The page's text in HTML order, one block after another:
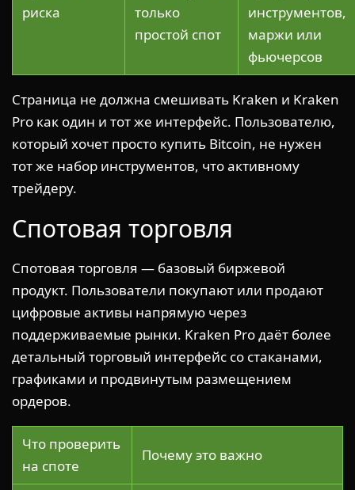
риска
только
простой спот
инструментов,
маржи или
фьючерсов
Страница не должна смешивать Kraken и Kraken
Pro как один и тот же интерфейс. Пользователю,
который хочет просто купить Bitcoin, не нужен
тот же набор инструментов, что активному
трейдеру.
Спотовая торговля
Спотовая торговля — базовый биржевой
продукт. Пользователи покупают или продают
цифровые активы напрямую через
поддерживаемые рынки. Kraken Pro даёт более
детальный торговый интерфейс со стаканами,
графиками и продвинутым размещением
ордеров.
Что проверить
на споте
Почему это важно